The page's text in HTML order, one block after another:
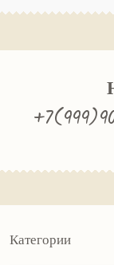
Категории